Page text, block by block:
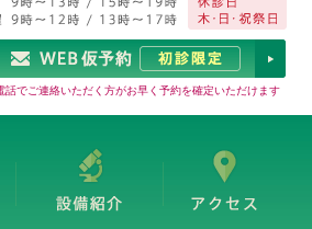
でご連絡いただく方がお早く予約を確定いただけます